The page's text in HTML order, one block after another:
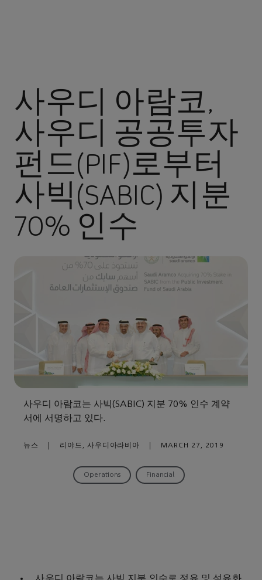
사우디 아람코,
사우디 공공투자
펀드(PIF)로부터
사빅(SABIC) 지분
70% 인수
사우디 아람코는 사빅(SABIC) 지분 70% 인수 계약
서에 서명하고 있다.
뉴스 리야드, 사우디아라비아 MARCH 27, 2019
Operations Financial